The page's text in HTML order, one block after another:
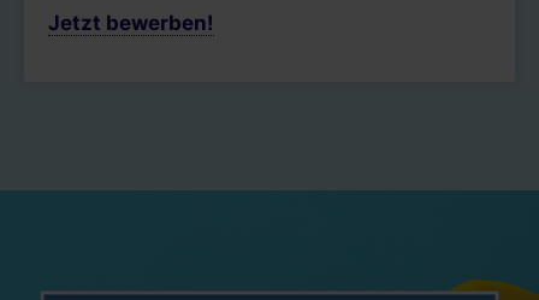
Jetzt bewerben!